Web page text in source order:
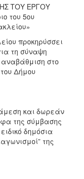
ΤΟΥ ΕΡΓΟΥ
του 5ου
προκηρύσσει
τη σύναψη
στο
Δήμου
και δωρεάν
της σύμβασης
δημόσια
της